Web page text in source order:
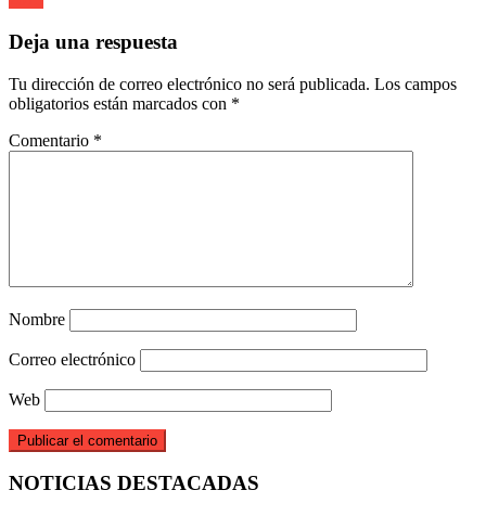
Deja una respuesta
Tu dirección de correo electrónico no será publicada. Los campos
obligatorios están marcados con *
Comentario *
Nombre
Correo electrónico
Web
NOTICIAS DESTACADAS